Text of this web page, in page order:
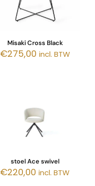
Misaki Cross Black
€275,00 incl. BTW
stoel Ace swivel
€220,00 incl. BTW